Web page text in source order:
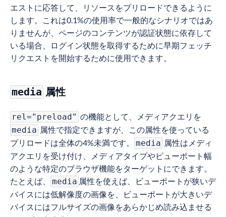
エストに応答して、リソースをプリロードできるように
します。これは0.1%の使用率で一般的なシナリオではあ
りませんが、ページのコンテンツが認証状態に依存して
いる場合、ログイン状態を取得するために早期フェッチ
リクエストを開始するために使用できます。
media 属性
rel="preload" の機能として、メディアクエリを
media 属性で指定できますが、この属性を使っている
プリロードは全体の4%未満です。
media 属性はメディ
アクエリを受け付け、メディアタイプやビューポート幅
のような特定のブラウザ機能をターゲットにできます。
たとえば、
media 属性を使えば、ビューポートが狭いデ
バイスには低解像度の画像を、ビューポートが大きいデ
バイスにはフルサイズの画像をあらかじめ読み込ませる